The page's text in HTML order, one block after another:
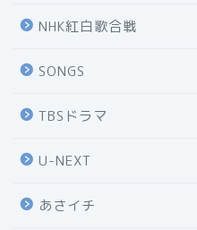
NHK紅白歌合戦
SONGS
TBSドラマ
U-NEXT
あさイチ